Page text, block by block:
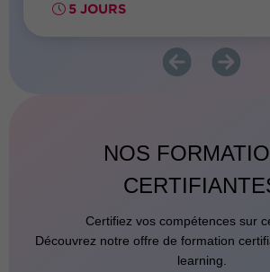
5 JOURS
NOS
Certifiez vos compétences sur
Découvrez notre offre de formation
learning.